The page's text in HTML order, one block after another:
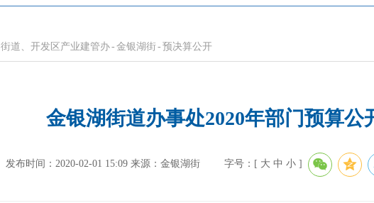
街道、开发区产业建管办- 金银湖街- 预决算公开
金银湖街道办事处2020年部门预算公
发布时间：2020-02-01 15:09 来源：金银湖街 字号：[ 大 中 小 ]